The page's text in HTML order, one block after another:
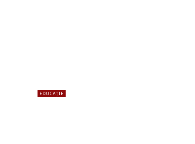
EDUCAȚIE